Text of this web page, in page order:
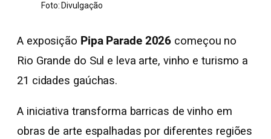
Foto: Divulgação
A exposição Pipa Parade 2026 começou no
Rio Grande do Sul e leva arte, vinho e turismo a
21 cidades gaúchas.
A iniciativa transforma barricas de vinho em
obras de arte espalhadas por diferentes regiões